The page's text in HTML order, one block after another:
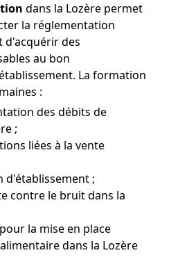
dans la Lozère permet
la réglementation
d'acquérir des
au bon
La formation
:
des débits de
;
liées à la vente
d'établissement ;
contre le bruit dans la
la mise en place
dans la Lozère